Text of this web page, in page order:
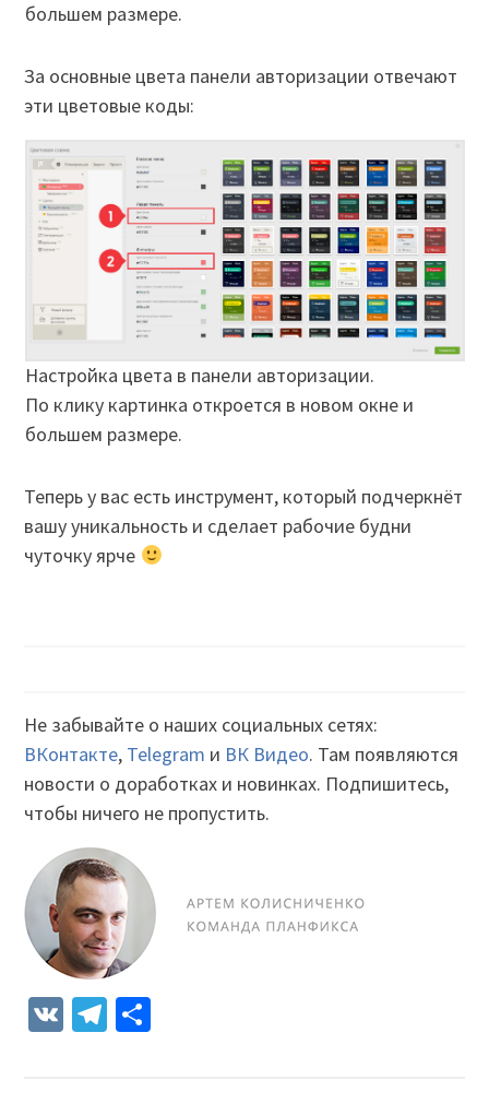
большем размере.
За основные цвета панели авторизации отвечают
эти цветовые коды:
Настройка цвета в панели авторизации.
По клику картинка откроется в новом окне и
большем размере.
Теперь у вас есть инструмент, который подчеркнёт
вашу уникальность и сделает рабочие будни
чуточку ярче
Не забывайте о наших социальных сетях:
ВКонтакте, Telegram и ВК Видео. Там появляются
новости о доработках и новинках. Подпишитесь,
чтобы ничего не пропустить.
VK Telegram